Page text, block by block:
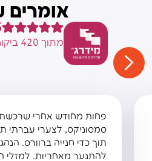
אומרים
מתוך 420 ביקורות באתר מדרג
פחות מחודש אחרי
סמסוניקס, לצערי עברתי
תוך כדי חנייה ברוורס.
להתנער מאחריות.